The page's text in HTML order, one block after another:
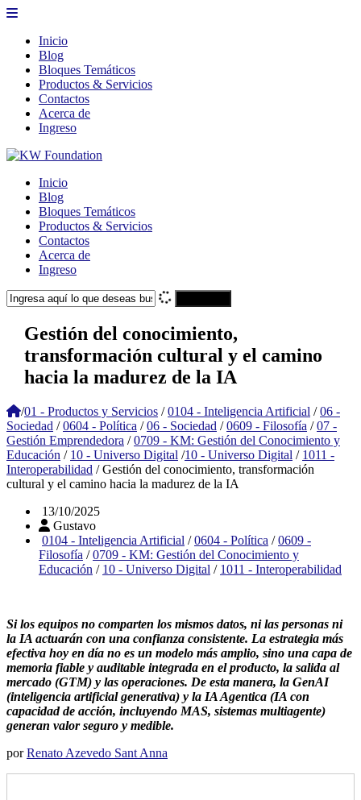
Inicio
Blog
Bloques Temáticos
Productos & Servicios
Contactos
Acerca de
Ingreso
Inicio
Blog
Bloques Temáticos
Productos & Servicios
Contactos
Acerca de
Ingreso
Gestión del conocimiento,
transformación cultural y el camino
hacia la madurez de la IA
/01 - Productos y Servicios / 0104 - Inteligencia Artificial / 06 -
Sociedad / 0604 - Política / 06 - Sociedad / 0609 - Filosofía / 07 -
Gestión Emprendedora / 0709 - KM: Gestión del Conocimiento y
Educación / 10 - Universo Digital /10 - Universo Digital / 1011 -
Interoperabilidad /Gestión del conocimiento, transformación
cultural y el camino hacia la madurez de la IA
13/10/2025
Gustavo
0104 - Inteligencia Artificial /0604 - Política /0609 -
Filosofía /0709 - KM: Gestión del Conocimiento y
Educación / 10 - Universo Digital / 1011 - Interoperabilidad
Si los equipos no comparten los mismos datos, ni las personas ni
la IA actuarán con una confianza consistente. La estrategia más
efectiva hoy en día no es un modelo más amplio, sino una capa de
memoria fiable y auditable integrada en el producto, la salida al
mercado (GTM) y las operaciones. De esta manera, la GenAI
(inteligencia artificial generativa) y la IA Agentica (IA con
capacidad de acción, incluyendo MAS, sistemas multiagente)
generan valor seguro y medible.
porRenato Azevedo Sant Anna